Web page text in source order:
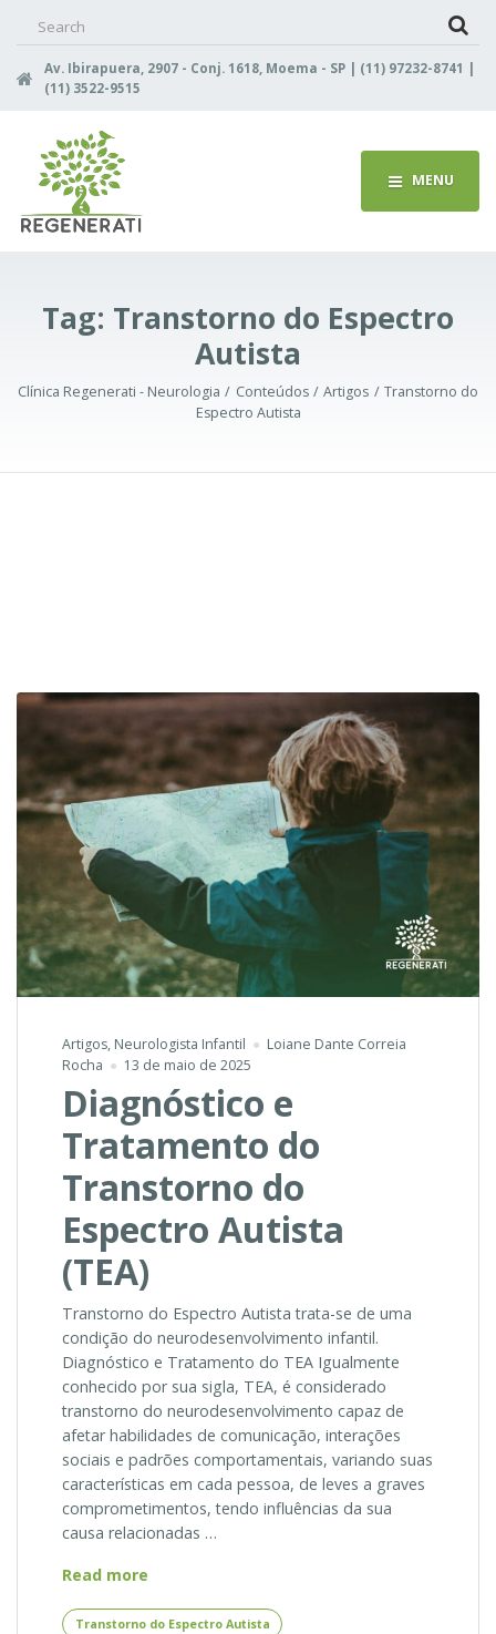
Av. Ibirapuera, 2907 - Conj. 1618, Moema - SP | (11) 97232-8741 |
(11) 3522-9515
MENU
Tag: Transtorno do Espectro
Autista
Clínica Regenerati - Neurologia Conteúdos Artigos
Transtorno do
Espectro Autista
Artigos, Neurologista Infantil
Loiane Dante Correia
Rocha
13 de maio de 2025
Diagnóstico e
Tratamento do
Transtorno do
Espectro Autista
(TEA)
Transtorno do Espectro Autista trata-se de uma
condição do neurodesenvolvimento infantil.
Diagnóstico e Tratamento do TEA Igualmente
conhecido por sua sigla, TEA, é considerado
transtorno do neurodesenvolvimento capaz de
afetar habilidades de comunicação, interações
sociais e padrões comportamentais, variando suas
características em cada pessoa, de leves a graves
comprometimentos, tendo influências da sua
causa relacionadas …
Read more
Tratamento
Transtorno do Espectro Autista